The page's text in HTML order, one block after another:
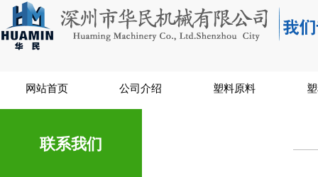
网站首页 公司介绍 塑料原料
联系我们